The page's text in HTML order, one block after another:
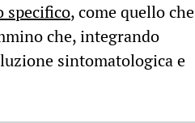
specifico, come quello che
che, integrando
sintomatologica e